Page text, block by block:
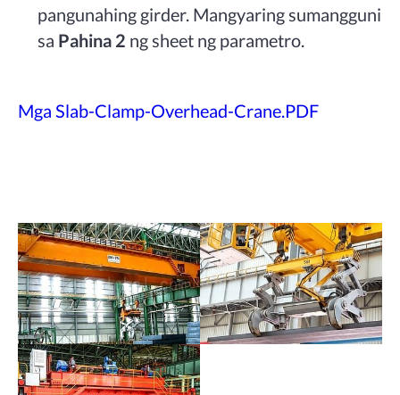
pangunahing girder. Mangyaring sumangguni
sa Pahina 2 ng sheet ng parametro.
Mga Slab-Clamp-Overhead-Crane.PDF